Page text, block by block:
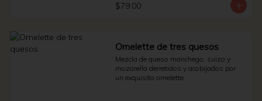
$79.00
Omelette de tres quesos
Mezcla de queso manchego, suizo y
mozarella derretidos y acobijados por
un exquisito omelette.